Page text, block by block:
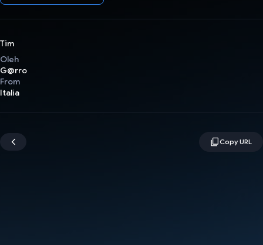
Tim
Oleh
G@rro
From
Italia